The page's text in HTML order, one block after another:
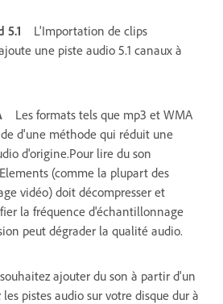
5.1
L'Importation de clips
une piste audio 5.1 canaux à
Les formats tels que mp3 et WMA
d'une méthode qui réduit une
d'origine.Pour lire du son
(comme la plupart des
vidéo) doit décompresser et
la fréquence d'échantillonnage
peut dégrader la qualité audio.
ajouter du son à partir d'un
les pistes audio sur votre disque dur à